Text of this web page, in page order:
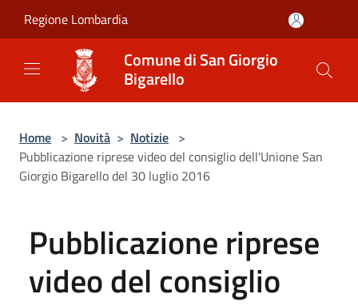
Regione Lombardia
Comune di San Giorgio
Bigarello
Home > Novità > Notizie >
Pubblicazione riprese video del consiglio dell'Unione San
Giorgio Bigarello del 30 luglio 2016
Pubblicazione riprese
video del consiglio